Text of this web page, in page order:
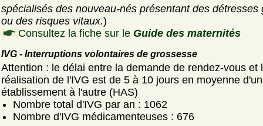
spécialisés des nouveau-nés présentant des détresses
ou des risques vitaux.)
Consultez la fiche sur le Guide des maternités
IVG - Interruptions volontaires de grossesse
Attention : le délai entre la demande de rendez-vous et
réalisation de l'IVG est de 5 à 10 jours en moyenne d'un
établissement à l'autre (HAS)
Nombre total d'IVG par an : 1062
Nombre d'IVG médicamenteuses : 676